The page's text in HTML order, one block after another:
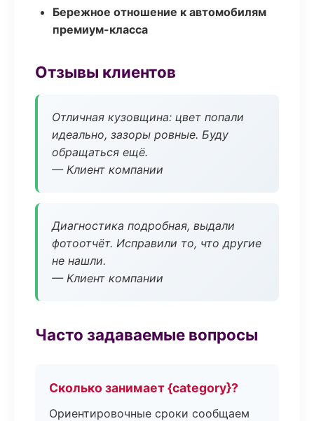
Бережное отношение к автомобилям
премиум-класса
Отзывы клиентов
Отличная кузовщина: цвет попали
идеально, зазоры ровные. Буду
обращаться ещё.
— Клиент компании
Диагностика подробная, выдали
фотоотчёт. Исправили то, что другие
не нашли.
— Клиент компании
Часто задаваемые вопросы
Сколько занимает {category}?
Ориентировочные сроки сообщаем